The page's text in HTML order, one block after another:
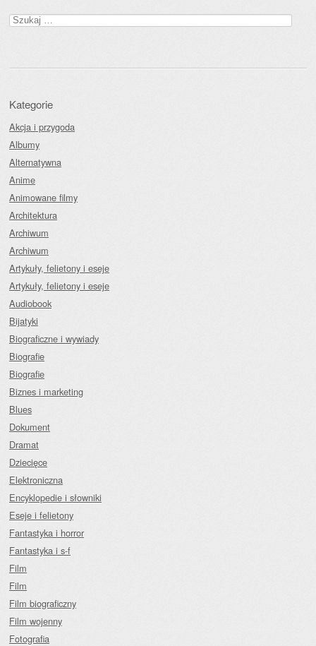
Szukaj:
Kategorie
Akcja i przygoda
Albumy
Alternatywna
Anime
Animowane filmy
Architektura
Archiwum
Archiwum
Artykuły, felietony i eseje
Artykuły, felietony i eseje
Audiobook
Bijatyki
Biograficzne i wywiady
Biografie
Biografie
Biznes i marketing
Blues
Dokument
Dramat
Dziecięce
Elektroniczna
Encyklopedie i słowniki
Eseje i felietony
Fantastyka i horror
Fantastyka i s-f
Film
Film
Film biograficzny
Film wojenny
Fotografia